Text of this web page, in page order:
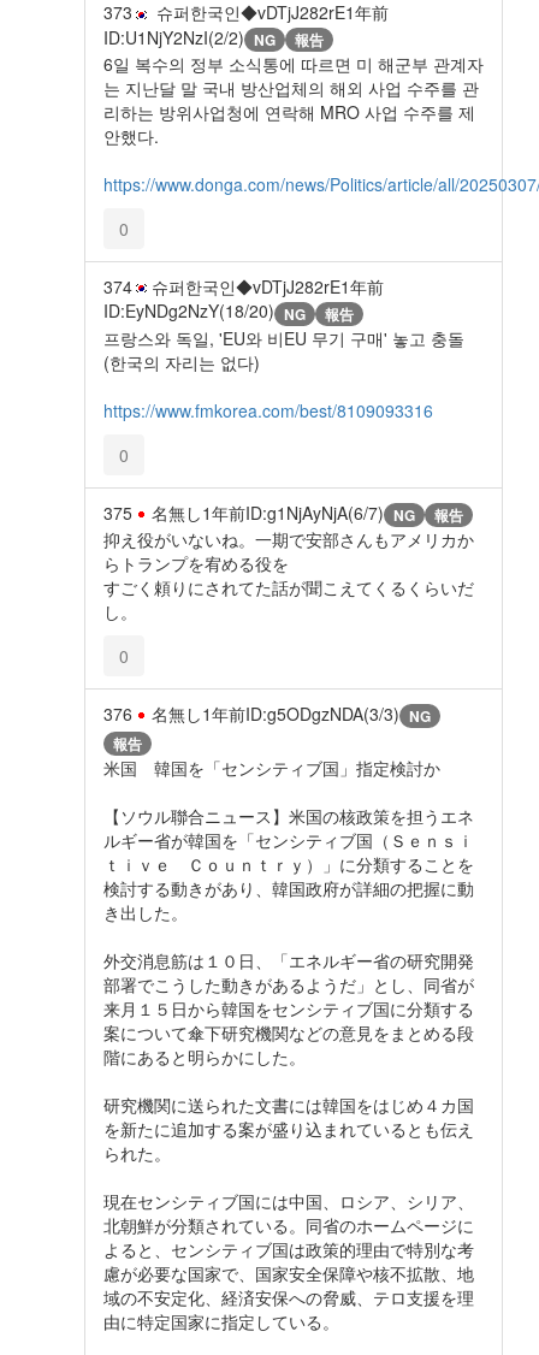
373 슈퍼한국인◆vDTjJ282rE1年前
ID:U1NjY2NzI(2/2) NG 報告
6일 복수의 정부 소식통에 따르면 미 해군부 관계자
는 지난달 말 국내 방산업체의 해외 사업 수주를 관
리하는 방위사업청에 연락해 MRO 사업 수주를 제
안했다.
https://www.donga.com/news/Politics/article/all/
0
374 슈퍼한국인◆vDTjJ282rE1年前
ID:EyNDg2NzY(18/20) NG 報告
프랑스와 독일, 'EU와 비EU 무기 구매' 놓고 충돌
(한국의 자리는 없다)
https://www.fmkorea.com/best/8109093316
0
375 名無し1年前ID:g1NjAyNjA(6/7) NG 報告
抑え役がいないね。一期で安部さんもアメリカか
らトランプを宥める役を
すごく頼りにされてた話が聞こえてくるくらいだ
し。
0
376 名無し1年前ID:g5ODgzNDA(3/3) NG
報告
米国 韓国を「センシティブ国」指定検討か
【ソウル聯合ニュース】米国の核政策を担うエネ
ルギー省が韓国を「センシティブ国（Ｓｅｎｓｉ
ｔｉｖｅ Ｃｏｕｎｔｒｙ）」に分類することを
検討する動きがあり、韓国政府が詳細の把握に動
き出した。
外交消息筋は１０日、「エネルギー省の研究開発
部署でこうした動きがあるようだ」とし、同省が
来月１５日から韓国をセンシティブ国に分類する
案について傘下研究機関などの意見をまとめる段
階にあると明らかにした。
研究機関に送られた文書には韓国をはじめ４カ国
を新たに追加する案が盛り込まれているとも伝え
られた。
現在センシティブ国には中国、ロシア、シリア、
北朝鮮が分類されている。同省のホームページに
よると、センシティブ国は政策的理由で特別な考
慮が必要な国家で、国家安全保障や核不拡散、地
域の不安定化、経済安保への脅威、テロ支援を理
由に特定国家に指定している。